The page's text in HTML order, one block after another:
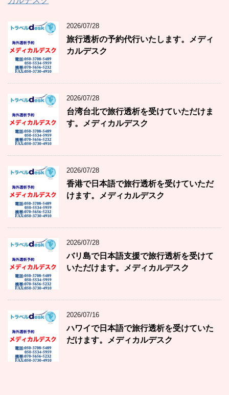
2026/07/28
旅行透析の予約代行いたします。メディ
カルデスク
2026/07/28
台湾台北で旅行透析を受けていただけま
す。メディカルデスク
2026/07/28
香港で日本語で旅行透析を受けていただ
けます。メディカルデスク
2026/07/28
バリ島で日本語支援で旅行透析を受けて
いただけます。メディカルデスク
2026/07/16
ハワイで日本語で旅行透析を受けていた
だけます。メディカルデスク